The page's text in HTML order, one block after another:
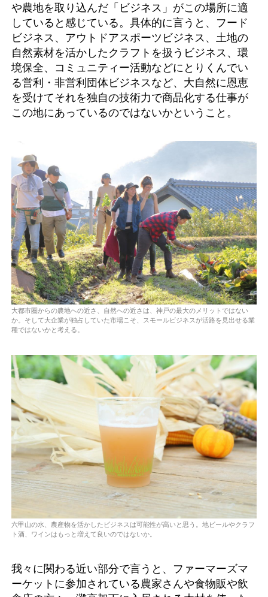
や農地を取り込んだ「ビジネス」がこの場所に適
していると感じている。具体的に言うと、フード
ビジネス、アウトドアスポーツビジネス、土地の
自然素材を活かしたクラフトを扱うビジネス、環
境保全、コミュニティー活動などにとりくんでい
る営利・非営利団体ビジネスなど、大自然に恩恵
を受けてそれを独自の技術力で商品化する仕事が
この地にあっているのではないかということ。
大都市圏からの農地への近さ、自然への近さは、神戸の最大のメリットではない
か。そして大企業が独占していた市場こそ、スモールビジネスが活路を見出せる業
種ではないかと考える。
六甲山の水、農産物を活かしたビジネスは可能性が高いと思う。地ビールやクラフ
ト酒、ワインはもっと増えて良いのではないか。
我々に関わる近い部分で言うと、ファーマーズマ
ーケットに参加されている農家さんや食物販や飲